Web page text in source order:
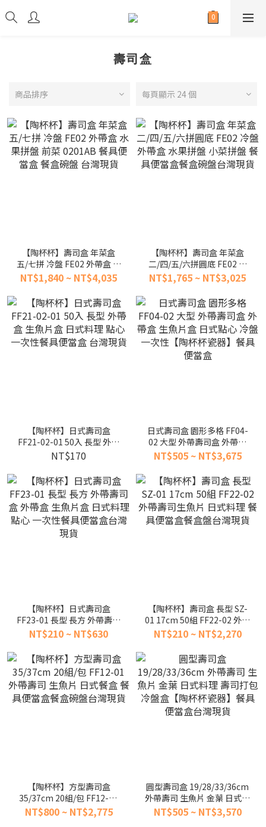
壽司盒
商品排序 每頁顯示 24 個
【陶杯杯】壽司盒 年菜盒
五/七拼 冷盤 FE02 外帶盒 水
果拼盤 前菜 0201AB 餐具便
當盒 餐盒碗盤 台灣現貨
NT$1,840 ~ NT$4,035
【陶杯杯】壽司盒 年菜盒
二/四/五/六拼圓底 FE02 冷
盤 外帶盒 水果拼盤 小菜拼盤
餐具便當盒餐盒碗盤台灣現
貨
NT$1,765 ~ NT$3,025
【陶杯杯】日式壽司盒
FF21-02-01 50入 長型 外帶
盒 生魚片盒 日式料理 點心
一次性餐具便當盒 台灣現貨
NT$170
日式壽司盒 園形多格 FF04-
02 大型 外帶壽司盒 外帶盒
生魚片盒 日式點心 冷盤 一次
性【陶杯杯瓷器】餐具便當
盒
NT$505 ~ NT$3,675
【陶杯杯】日式壽司盒
FF23-01 長型 長方 外帶壽司
盒 外帶盒 生魚片盒 日式料理
點心 一次性餐具便當盒台灣
現貨
NT$210 ~ NT$630
【陶杯杯】壽司盒 長型 SZ-
01 17cm 50組 FF22-02 外帶
壽司生魚片 日式料理 餐具便
當盒餐盒盤台灣現貨
NT$210 ~ NT$2,270
【陶杯杯】方型壽司盒
35/37cm 20組/包 FF12-01
外帶壽司 生魚片 日式餐盒 餐
具便當盒餐盒碗盤台灣現貨
NT$800 ~ NT$2,775
圓型壽司盒 19/28/33/36cm
外帶壽司 生魚片 金葉 日式料
理 壽司打包冷盤盒【陶杯杯
瓷器】餐具便當盒台灣現貨
NT$505 ~ NT$3,570